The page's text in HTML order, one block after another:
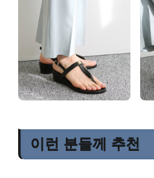
이런 분들께 추천